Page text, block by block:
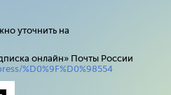
уточнить на
онлайн» Почты России
%D0%9F%D0%98554